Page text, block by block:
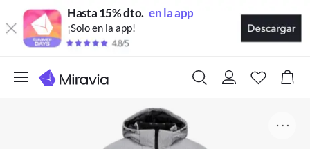
Hasta 15% dto. en la app
¡Solo en la app!